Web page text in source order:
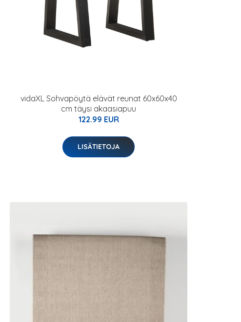
vidaXL Sohvapöytä elävät reunat 60x60x40
cm täysi akaasiapuu
122.99 EUR
LISÄTIETOJA